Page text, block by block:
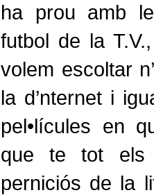
ha prou amb
futbol de la
volem escoltar
la d’nternet i
pel•lícules en
que te tot els
perniciós de la